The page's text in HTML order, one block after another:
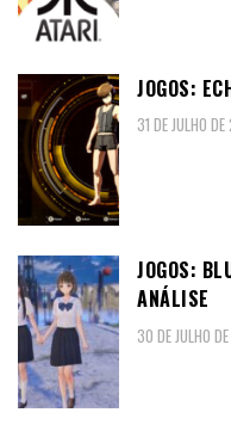
JOGOS:
31 DE JULHO
JOGOS:
ANÁLISE
30 DE JULHO